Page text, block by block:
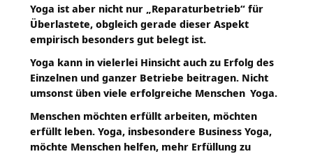
Yoga ist aber nicht nur „Reparaturbetrieb“ für
Überlastete, obgleich gerade dieser Aspekt
empirisch besonders gut belegt ist.
Yoga kann in vielerlei Hinsicht auch zu Erfolg des
Einzelnen und ganzer Betriebe beitragen. Nicht
umsonst üben viele erfolgreiche Menschen Yoga.
Menschen möchten erfüllt arbeiten, möchten
erfüllt leben. Yoga, insbesondere Business Yoga,
möchte Menschen helfen, mehr Erfüllung zu